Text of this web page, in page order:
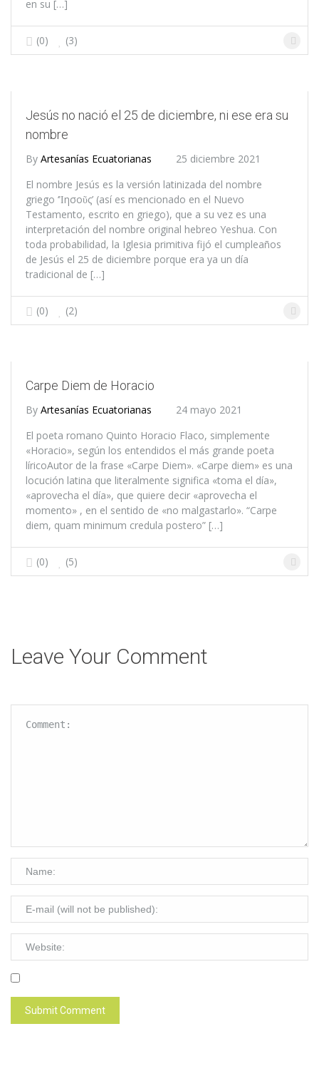
en su […]
(0) (3)
Jesús no nació el 25 de diciembre, ni ese era su
nombre
By Artesanías Ecuatorianas
25 diciembre 2021
El nombre Jesús es la versión latinizada del nombre
griego ‘Ἰησοῦς’ (así es mencionado en el Nuevo
Testamento, escrito en griego), que a su vez es una
interpretación del nombre original hebreo Yeshua. Con
toda probabilidad, la Iglesia primitiva fijó el cumpleaños
de Jesús el 25 de diciembre porque era ya un día
tradicional de […]
(0) (2)
Carpe Diem de Horacio
By Artesanías Ecuatorianas
24 mayo 2021
El poeta romano Quinto Horacio Flaco, simplemente
«Horacio», según los entendidos el más grande poeta
líricoAutor de la frase «Carpe Diem». «Carpe diem» es una
locución latina que literalmente significa «toma el día»,
«aprovecha el día», que quiere decir «aprovecha el
momento» , en el sentido de «no malgastarlo». “Carpe
diem, quam minimum credula postero” […]
(0) (5)
Leave Your Comment